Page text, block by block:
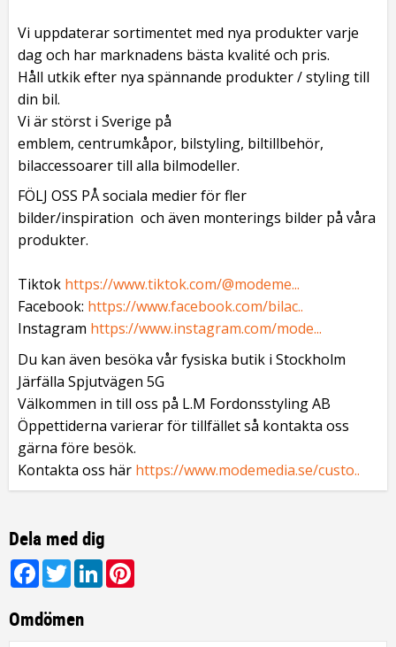
Vi uppdaterar sortimentet med nya produkter varje
dag och har marknadens bästa kvalité och pris.
Håll utkik efter nya spännande produkter / styling till
din bil.
Vi är störst i Sverige på
emblem, centrumkåpor, bilstyling, biltillbehör,
bilaccessoarer till alla bilmodeller.
FÖLJ OSS PÅ sociala medier för fler
bilder/inspiration och även monterings bilder på våra
produkter.
Tiktok https://www.tiktok.com/@modeme...
Facebook: https://www.facebook.com/bilac..
Instagram https://www.instagram.com/mode...
Du kan även besöka vår fysiska butik i Stockholm
Järfälla Spjutvägen 5G
Välkommen in till oss på L.M Fordonsstyling AB
Öppettiderna varierar för tillfället så kontakta oss
gärna före besök.
Kontakta oss här https://www.modemedia.se/custo..
Dela med dig
Facebook
TwitterLinkedIn
Omdömen